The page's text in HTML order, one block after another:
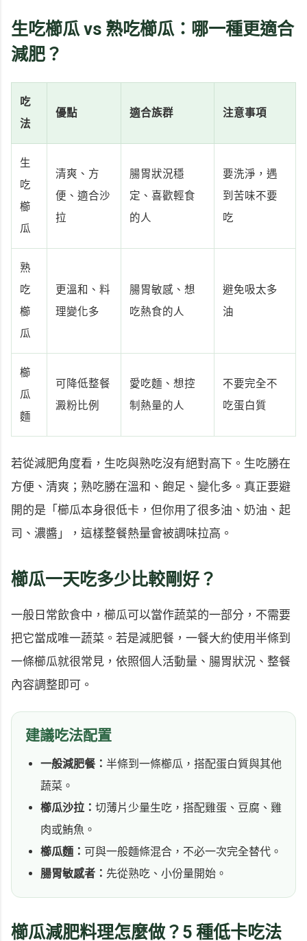
生吃櫛瓜 vs 熟吃櫛瓜：哪一種更適合
減肥？
吃
法
優點 適合族群 注意事項
生
吃
櫛
瓜
清爽、方
便、適合沙
拉
腸胃狀況穩
定、喜歡輕食
的人
要洗淨，遇
到苦味不要
吃
熟
吃
櫛
瓜
更溫和、料
理變化多
腸胃敏感、想
吃熱食的人
避免吸太多
油
櫛
瓜
麵
可降低整餐
澱粉比例
愛吃麵、想控
制熱量的人
不要完全不
吃蛋白質
若從減肥角度看，生吃與熟吃沒有絕對高下。生吃勝在
方便、清爽；熟吃勝在溫和、飽足、變化多。真正要避
開的是「櫛瓜本身很低卡，但你用了很多油、奶油、起
司、濃醬」，這樣整餐熱量會被調味拉高。
櫛瓜一天吃多少比較剛好？
一般日常飲食中，櫛瓜可以當作蔬菜的一部分，不需要
把它當成唯一蔬菜。若是減肥餐，一餐大約使用半條到
一條櫛瓜就很常見，依照個人活動量、腸胃狀況、整餐
內容調整即可。
建議吃法配置
一般減肥餐： 半條到一條櫛瓜，搭配蛋白質與其他
蔬菜。
櫛瓜沙拉： 切薄片少量生吃，搭配雞蛋、豆腐、雞
肉或鮪魚。
櫛瓜麵： 可與一般麵條混合，不必一次完全替代。
腸胃敏感者： 先從熟吃、小份量開始。
櫛瓜減肥料理怎麼做？5 種低卡吃法